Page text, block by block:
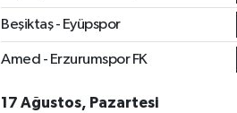
Beşiktaş - Eyüpspor
Amed - Erzurumspor FK
17 Ağustos, Pazartesi